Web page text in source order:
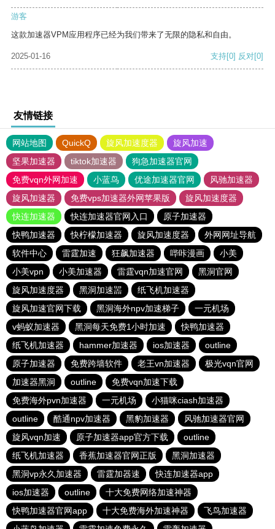
游客
这款加速器VPM应用程序已经为我们带来了无限的隐私和自由。
2025-01-16 支持[0] 反对[0]
友情链接
网站地图 QuickQ 旋风加速度器
旋风加速
坚果加速器
tiktok加速器
狗急加速器官网
免费vqn外网加速
小蓝鸟 优途加速器官网
风驰加速器
旋风加速器
免费vps加速器外网苹果版
旋风加速度器
快连加速器
快连加速器官网入口
原子加速器
快鸭加速器
快柠檬加速器 旋风加速度器
外网网址导航
软件中心
雷霆加速 狂飙加速器 哔咔漫画
小美
小美vpn
小美加速器 雷霆vqn加速官网
黑洞官网
旋风加速度器
黑洞加速噐
纸飞机加速器
旋风加速官网下载
黑洞海外npv加速梯子
一元机场
v蚂蚁加速器
黑洞每天免费1小时加速
快鸭加速器
纸飞机加速器
hammer加速器 ios加速器
outline
原子加速器
免费跨墙软件 老王vn加速器
极光vqn官网
加速器黑洞
outline
免费vqn加速下载
免费海外pvn加速器
一元机场
小猫咪ciash加速器
outline
酷通npv加速器 黑豹加速器
风驰加速器官网
旋风vqn加速
原子加速器app官方下载
outline
纸飞机加速器
香蕉加速器官网正版
黑洞加速器
黑洞vp永久加速器
雷霆加器速
快连加速器app
ios加速器
outline
十大免费网络加速神器
快鸭加速器官网app
十大免费海外加速神器
飞鸟加速器